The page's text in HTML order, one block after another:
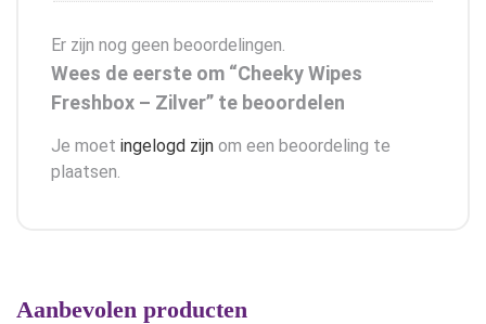
Er zijn nog geen beoordelingen.
Wees de eerste om “Cheeky Wipes
Freshbox – Zilver” te beoordelen
Je moet ingelogd zijn om een beoordeling te
plaatsen.
Aanbevolen producten